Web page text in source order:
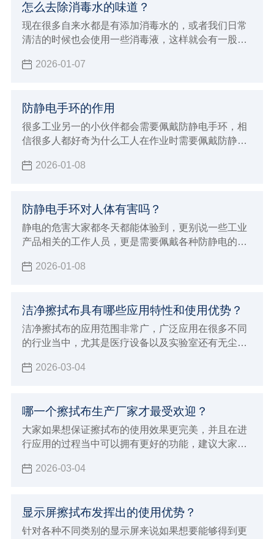
怎么去除消毒水的味道？
现在很多自来水都是有添加消毒水的，或者我们日常
清洁的时候也会使用一些消毒液，这样就会有一股呛
的就不太友好了，所以今天小辉来给大家分享一下怎
2026-01-07
防静电手环的作用
很多工业另一的小伙伴都会需要佩戴防静电手环，相
信很多人都好奇为什么工人在作业时需要佩戴防静电
有效防静电的原理是什么，今天小辉就一并来给大家
2026-01-08
防静电手环对人体有害吗？
静电的危害大家都冬天都能体验到，更别说一些工业
产品相关的工作人员，更是需要佩戴各种防静电的护
到防静电，很多小伙伴也会想知道防静电手环对人体
2026-01-08
洁净擦拭布具有哪些应用特性和使用优势？
洁净擦拭布的应用范围非常广，广泛应用在很多不同
的行业当中，尤其是医疗设备以及实验室还有无尘车
以才会在一些重要的行业领域当中进行使用，能够让
用，也确实会发挥出很好的使用优势，下面就来为大
家介绍洁净擦拭布具体特征和优势。
2026-03-04
哪一个擦拭布生产厂家才最受欢迎？
大家如果想保证擦拭布的使用效果更完美，并且在进
行应用的过程当中可以拥有更好的功能，建议大家必
买，自然就可以保证使用的效果更加完美，如果想要
2026-03-04
显示屏擦拭布发挥出的使用优势？
针对各种不同类别的显示屏来说如果想要能够得到更